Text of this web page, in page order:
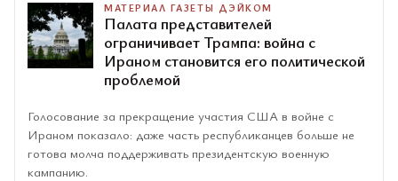
МАТЕРИАЛ ГАЗЕТЫ ДЭЙКОМ
Палата представителей
ограничивает Трампа: война с
Ираном становится его политической
проблемой
Голосование за прекращение участия США в войне с
Ираном показало: даже часть республиканцев больше не
готова молча поддерживать президентскую военную
кампанию.